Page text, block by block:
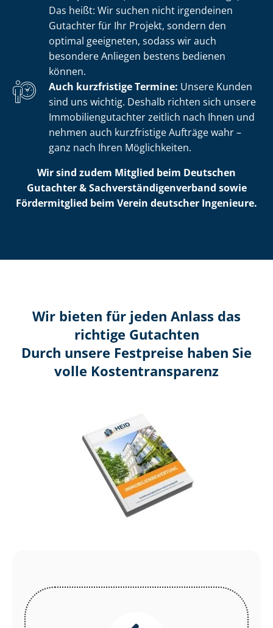
Das heißt: Wir suchen nicht irgendeinen
Gutachter für Ihr Projekt, sondern den
optimal geeigneten, sodass wir auch
besondere Anliegen bestens bedienen
können.
Auch kurzfristige Termine: Unsere Kunden
sind uns wichtig. Deshalb richten sich unsere
Im­mo­bi­li­en­gut­ach­ter zeitlich nach Ihnen und
nehmen auch kurzfristige Aufträge wahr –
ganz nach Ihren Möglichkeiten.
Wir sind zudem Mitglied beim Deutschen
Gutachter & Sach­ver­stän­di­gen­ver­band sowie
Fördermitglied beim Verein deutscher Ingenieure.
Wir bieten für jeden Anlass das
richtige Gutachten
Durch unsere Festpreise haben Sie
volle Kosten­transparenz